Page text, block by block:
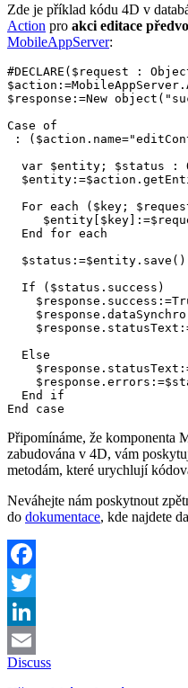
Zde je příklad kódu 4D v
Action pro akci editace
MobileAppServer:
#DECLARE ( $request :
$action :=MobileAppServer .
$response :=New object
Case of
: ( $action . name
  var
$entity ; $status :
  $entity
:=$action .
  For each
( $key ;
$entity [ $key]:=
  $status
:=$entity . save
  If
( $status . success
    $response
. success :=
    $response
. dataSynchro
    $response
. statusText
  Else
    $response
. statusText
    $response
. errors :=
  End if
End case
Připomínáme, že komponenta
zabudována v 4D, vám
metodám, které urychlují
Neváhejte nám poskytnout
do dokumentace, kde najdete
Facebook
Twitter
LinkedIn
Email
Discuss